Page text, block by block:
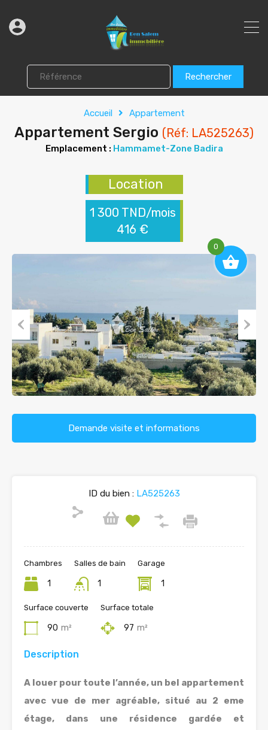
Rechercher
Accueil Appartement
Appartement Sergio (Réf: LA525263)
Emplacement : Hammamet-Zone Badira
Location
1 300 TND/mois
416 €
Previous Next
Demande visite et informations
ID du bien :LA525263
Chambres
1
Salles de bain
1
Garage
1
Surface couverte
90 m²
Surface totale
97 m²
Description
A louer pour toute l’année, un bel appartement
avec vue de mer agréable, situé au 2 eme
étage, dans une résidence gardée et
0